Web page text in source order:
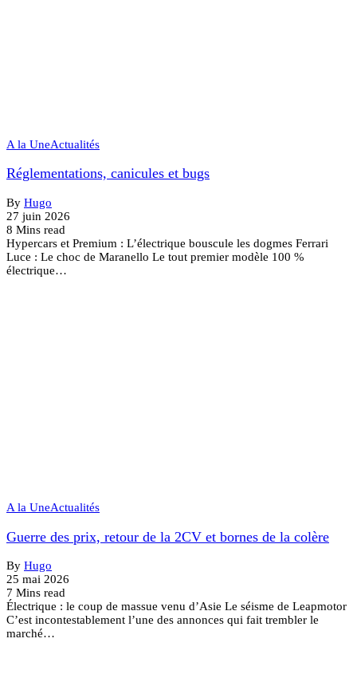
A la UneActualités
Réglementations, canicules et bugs
By Hugo
27 juin 2026
8 Mins read
Hypercars et Premium : L’électrique bouscule les dogmes Ferrari
Luce : Le choc de Maranello Le tout premier modèle 100 %
électrique…
A la UneActualités
Guerre des prix, retour de la 2CV et bornes de la colère
By Hugo
25 mai 2026
7 Mins read
Électrique : le coup de massue venu d’Asie Le séisme de Leapmotor
C’est incontestablement l’une des annonces qui fait trembler le
marché…